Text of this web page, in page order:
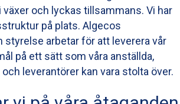
växer och lyckas tillsammans. Vi har
på plats. Algecos
styrelse arbetar för att leverera vår
på ett sätt som våra anställda,
leverantörer kan vara stolta över.